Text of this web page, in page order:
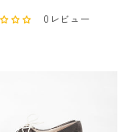
0レビュー